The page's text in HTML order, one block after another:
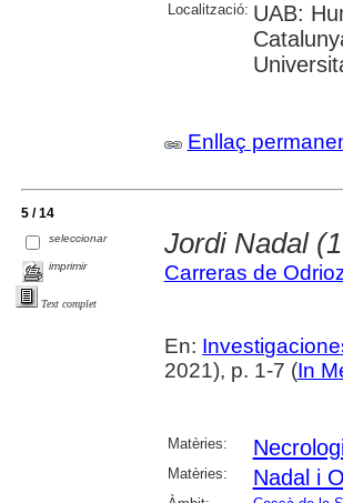
Localització: UAB:
Enllaç
5 / 14
seleccionar
imprimir
Text complet
Jordi Nadal
Carreras de
En:
2021), p. 1-7 (In
Matèries:
Matèries: Nadal i